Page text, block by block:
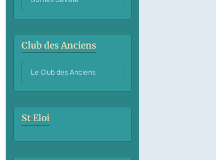
Club des Anciens
Le Club des Anciens
St Eloi